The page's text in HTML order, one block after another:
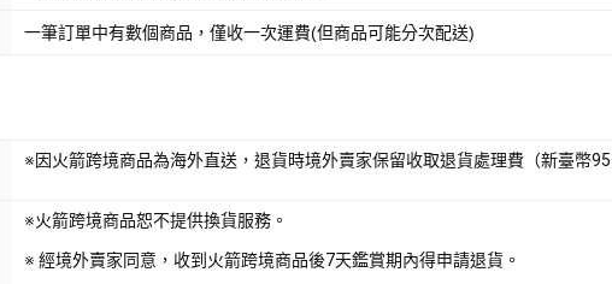
一筆訂單中有數個商品，僅收一次運費(但商品可能分次配送)
※因火箭跨境商品為海外直送，退貨時境外賣家保留收取退貨處理費（新臺幣
※火箭跨境商品恕不提供換貨服務。
※ 經境外賣家同意，收到火箭跨境商品後7天鑑賞期內得申請退貨。